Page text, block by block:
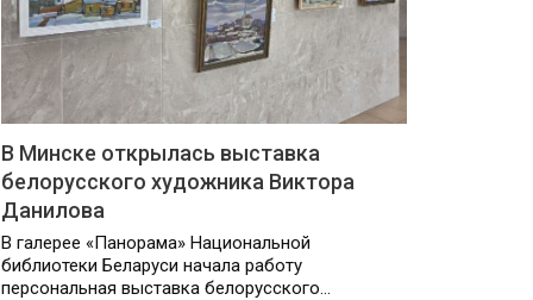
В Минске открылась выставка
белорусского художника Виктора
Данилова
В галерее «Панорама» Национальной
библиотеки Беларуси начала работу
персональная выставка белорусского…